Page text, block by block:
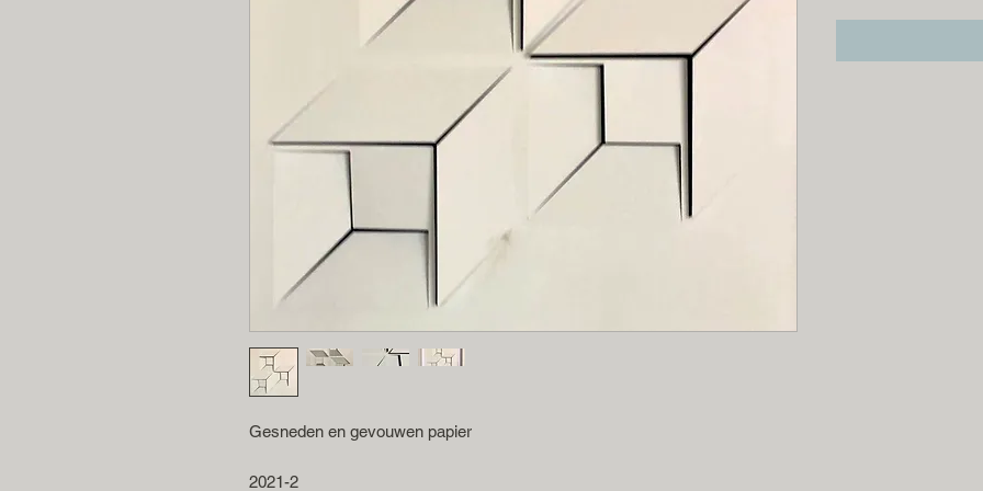
Gesneden en gevouwen papier
2021-2